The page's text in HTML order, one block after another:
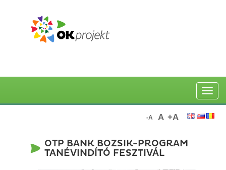
Toggle
-A A +A
OTP BANK BOZSIK-PROGRAM
TANÉVINDÍTÓ FESZTIVÁL